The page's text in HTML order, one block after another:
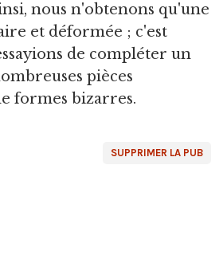
nous n'obtenons qu'une
et déformée ; c'est
de compléter un
pièces
formes bizarres.
SUPPRIMER LA PUB